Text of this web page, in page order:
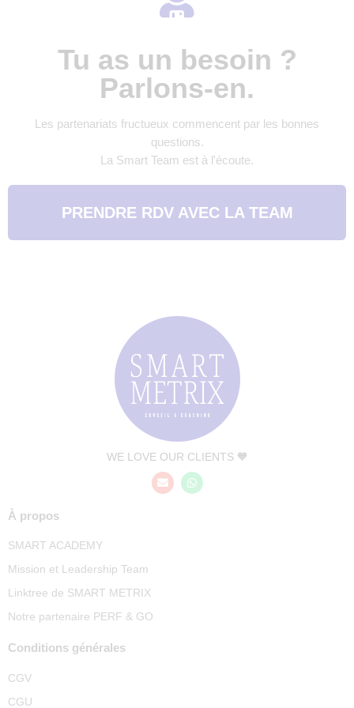
Tu as un besoin ?
Parlons-en.
Les partenariats fructueux commencent par les bonnes
questions.
La Smart Team est à l'écoute.
PRENDRE RDV AVEC LA TEAM
WE LOVE OUR CLIENTS 🧡
À propos
SMART ACADEMY
Mission et Leadership Team
Linktree de SMART METRIX
Notre partenaire PERF & GO
Conditions générales
CGV
CGU